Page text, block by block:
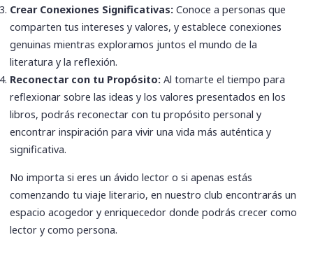
Crear Conexiones Significativas: Conoce a personas que
comparten tus intereses y valores, y establece conexiones
genuinas mientras exploramos juntos el mundo de la
literatura y la reflexión.
Reconectar con tu Propósito: Al tomarte el tiempo para
reflexionar sobre las ideas y los valores presentados en los
libros, podrás reconectar con tu propósito personal y
encontrar inspiración para vivir una vida más auténtica y
significativa.
No importa si eres un ávido lector o si apenas estás
comenzando tu viaje literario, en nuestro club encontrarás un
espacio acogedor y enriquecedor donde podrás crecer como
lector y como persona.